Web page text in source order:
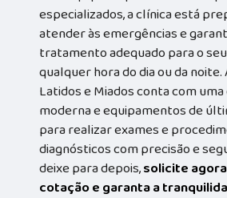
especializados, a clínica está
atender às emergências e
tratamento adequado para o
qualquer hora do dia ou da noite.
Latidos e Miados conta com
moderna e equipamentos de
para realizar exames e
diagnósticos com precisão e
deixe para depois,solicite
cotação e garanta a